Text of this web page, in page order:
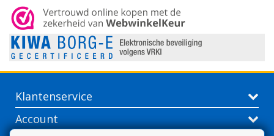
Klantenservice
Account